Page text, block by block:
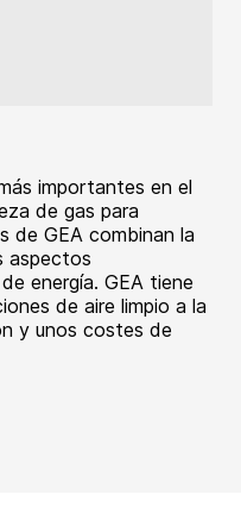
importantes en el
de gas para
de GEA combinan la
aspectos
energía. GEA tiene
de aire limpio a la
y unos costes de